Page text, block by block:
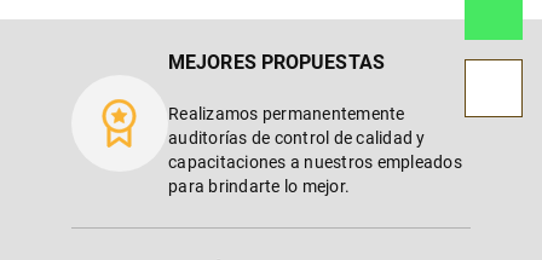
MEJORES PROPUESTAS
Realizamos permanentemente
auditorías de control de calidad y
capacitaciones a nuestros empleados
para brindarte lo mejor.